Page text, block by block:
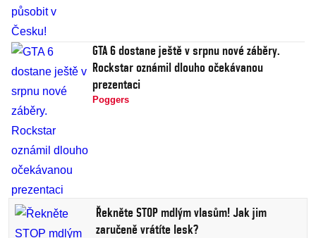
GTA 6 dostane ještě v srpnu nové záběry.
Rockstar oznámil dlouho očekávanou
prezentaci
Poggers
Řekněte STOP mdlým vlasům! Jak jim
zaručeně vrátíte lesk?